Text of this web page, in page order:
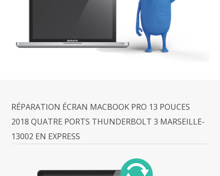
RÉPARATION ÉCRAN MACBOOK PRO 13 POUCES
2018 QUATRE PORTS THUNDERBOLT 3 MARSEILLE-
13002 EN EXPRESS